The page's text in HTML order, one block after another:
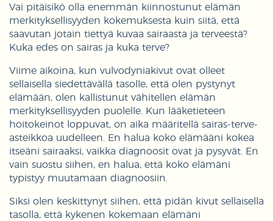
Vai pitäisikö olla enemmän kiinnostunut elämän
merkityksellisyyden kokemuksesta kuin siitä, että
saavutan jotain tiettyä kuvaa sairaasta ja terveestä?
Kuka edes on sairas ja kuka terve?
Viime aikoina, kun vulvodyniakivut ovat olleet
sellaisella siedettävällä tasolle, että olen pystynyt
elämään, olen kallistunut vähitellen elämän
merkityksellisyyden puolelle. Kun lääketieteen
hoitokeinot loppuvat, on aika määritellä sairas-terve-
asteikkoa uudelleen. En halua koko elämääni kokea
itseäni sairaaksi, vaikka diagnoosit ovat ja pysyvät. En
vain suostu siihen, en halua, että koko elämäni
typistyy muutamaan diagnoosiin.
Siksi olen keskittynyt siihen, että pidän kivut sellaisella
tasolla, että kykenen kokemaan elämäni